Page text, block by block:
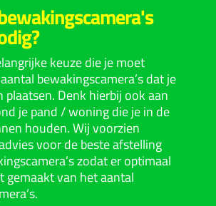
keuze die je moet
bewakingscamera’s dat je
plaatsen. Denk hierbij ook aan
je pand / woning die je in de
houden. Wij voorzien
voor de beste afstelling
zodat er optimaal
gemaakt van het aantal